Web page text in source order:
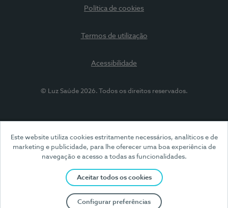
Este website utiliza cookies estritamente necessários, analíticos e de
marketing e publicidade, para lhe oferecer uma boa experiência de
navegação e acesso a todas as funcionalidades.
Aceitar todos os cookies
Configurar preferências
Política de cookies
Termos de utilização
Acessibilidade
© Luz Saúde 2026. Todos os direitos reservados.